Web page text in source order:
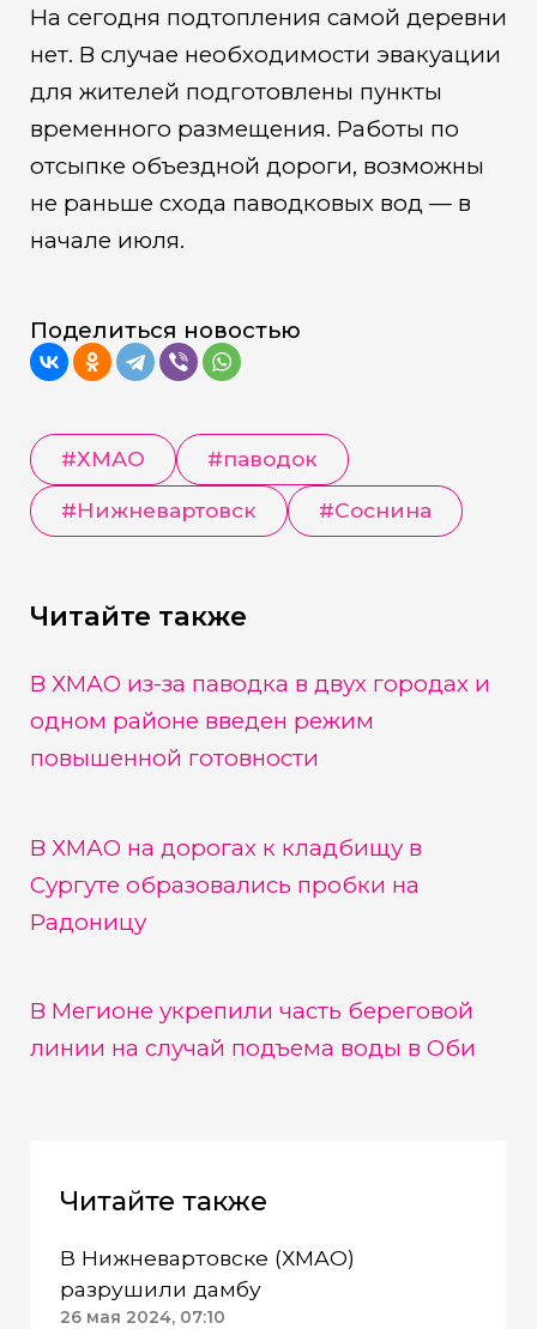
На сегодня подтопления самой деревни
нет. В случае необходимости эвакуации
для жителей подготовлены пункты
временного размещения. Работы по
отсыпке объездной дороги, возможны
не раньше схода паводковых вод — в
начале июля.
Поделиться новостью
#ХМАО #паводок
#Нижневартовск #Соснина
Читайте также
В ХМАО из-за паводка в двух городах и
одном районе введен режим
повышенной готовности
В ХМАО на дорогах к кладбищу в
Сургуте образовались пробки на
Радоницу
В Мегионе укрепили часть береговой
линии на случай подъема воды в Оби
Читайте также
В Нижневартовске (ХМАО)
разрушили дамбу
26 мая 2024, 07:10